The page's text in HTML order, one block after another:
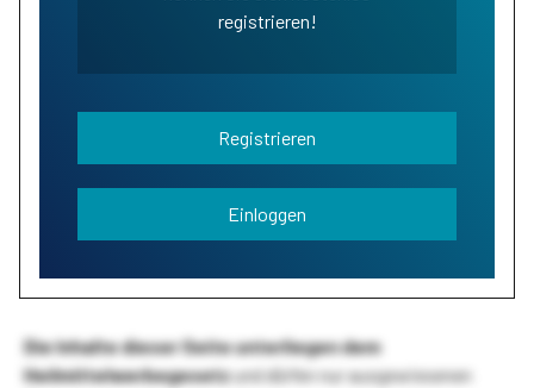
registrieren!
Registrieren
Einloggen
Die Inhalte dieser Seite unterliegen dem
Heilmittelwerbegesetzund dürfen nur ausgewiesenen